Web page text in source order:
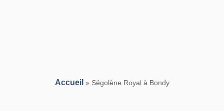
Accueil » Ségolène Royal à Bondy